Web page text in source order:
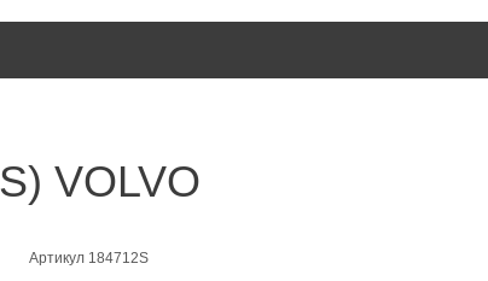
VOLVO
Артикул 184712S